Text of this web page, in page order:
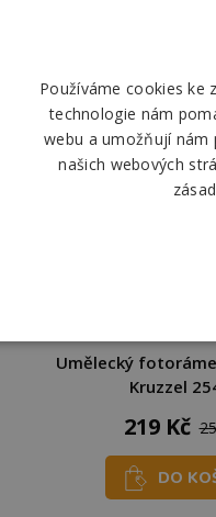
Umělecký
Kruzzel
219 Kč
DO
Používáme cookies ke
technologie nám
webu a umožňují nám
našich webových